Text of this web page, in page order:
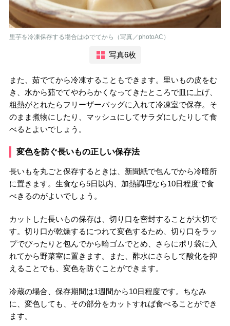
里芋を冷凍保存する場合はゆでてから（写真／photoAC）
写真6枚
また、茹でてから冷凍することもできます。里いもの皮をむ
き、水から茹でてやわらかくなってきたところで皿に上げ、
粗熱がとれたらフリーザーバッグに入れて冷凍室で保存。そ
のまま煮物にしたり、マッシュにしてサラダにしたりして食
べるとよいでしょう。
変色を防ぐ長いもの正しい保存法
長いもを丸ごと保存するときは、新聞紙で包んでから冷暗所
に置きます。生食なら5日以内、加熱調理なら10日程度で食
べきるのがよいでしょう。
カットした長いもの保存は、切り口を密封することが大切で
す。切り口が乾燥するにつれて変色するため、切り口をラッ
プでぴったりと包んでから輪ゴムでとめ、さらにポリ袋に入
れてから野菜室に置きます。また、酢水にさらして酸化を抑
えることでも、変色を防ぐことができます。
冷蔵の場合、保存期間は1週間から10日程度です。ちなみ
に、変色しても、その部分をカットすれば食べることができ
ます。